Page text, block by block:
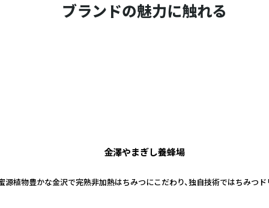
ブランドの魅力に触れる
金澤やまぎし養蜂場
源植物豊かな金沢で完熟非加熱はちみつにこだわり、独自技術ではちみつ